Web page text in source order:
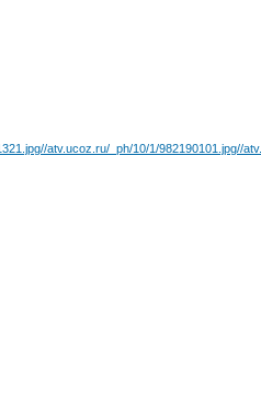
//atv.ucoz.ru/_ph/10/1/982190101.jpg//